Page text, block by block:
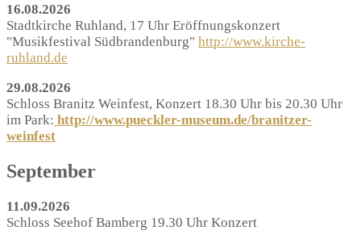
16.08.2026
Stadtkirche Ruhland, 17 Uhr Eröffnungskonzert
"Musikfestival Südbrandenburg" http://www.kirche-
ruhland.de
29.08.2026
Schloss Branitz Weinfest, Konzert 18.30 Uhr bis 20.30 Uhr
im Park: http://www.pueckler-museum.de/branitzer-
weinfest
September
11.09.2026
Schloss Seehof Bamberg 19.30 Uhr Konzert